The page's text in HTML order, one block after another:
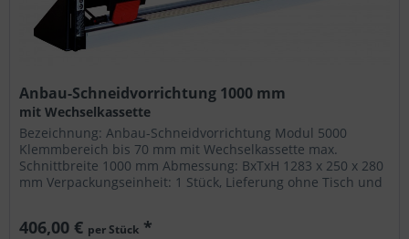
Anbau-Schneidvorrichtung 1000 mm
mit Wechselkassette
Bezeichnung: Anbau-Schneidvorrichtung Modul 5000
Klemmbereich bis 70 mm mit Wechselkassette max.
Schnittbreite 1000 mm Abmessung: BxTxH 1283 x 250 x 280
mm Verpackungseinheit: 1 Stück, Lieferung ohne Tisch und
406,00 € per Stück *